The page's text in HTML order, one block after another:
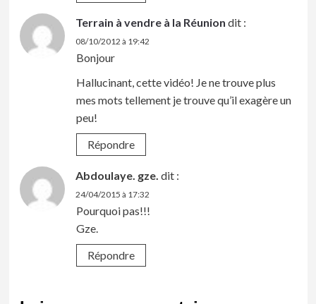
Terrain à vendre à la Réunion dit :
08/10/2012 à 19:42
Bonjour
Hallucinant, cette vidéo! Je ne trouve plus
mes mots tellement je trouve qu’il exagère un
peu!
Répondre
Abdoulaye. gze. dit :
24/04/2015 à 17:32
Pourquoi pas!!!
Gze.
Répondre